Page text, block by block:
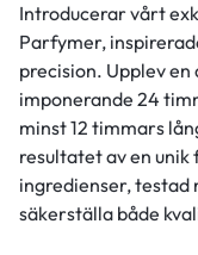
Introducerar vårt
Parfymer,
precision. Upplev
imponerande 24
minst 12 timmars
resultatet av en
ingredienser,
säkerställa både